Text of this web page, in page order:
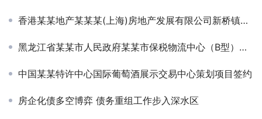
香港某某地产某某某(上海)房地产发展有限公司新桥镇某某四季御庭申请报告项目签约
黑龙江省某某市人民政府某某市保税物流中心（B型）可行性研究
中国某某特许中心国际葡萄酒展示交易中心策划项目签约
房企化债多空博弈 债务重组工作步入深水区